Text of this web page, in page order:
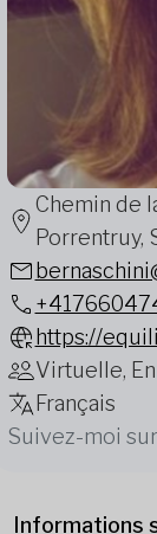
Chemin de
Porrentruy,
https://
Virtuelle,
Français
Suivez-moi sur
Informations